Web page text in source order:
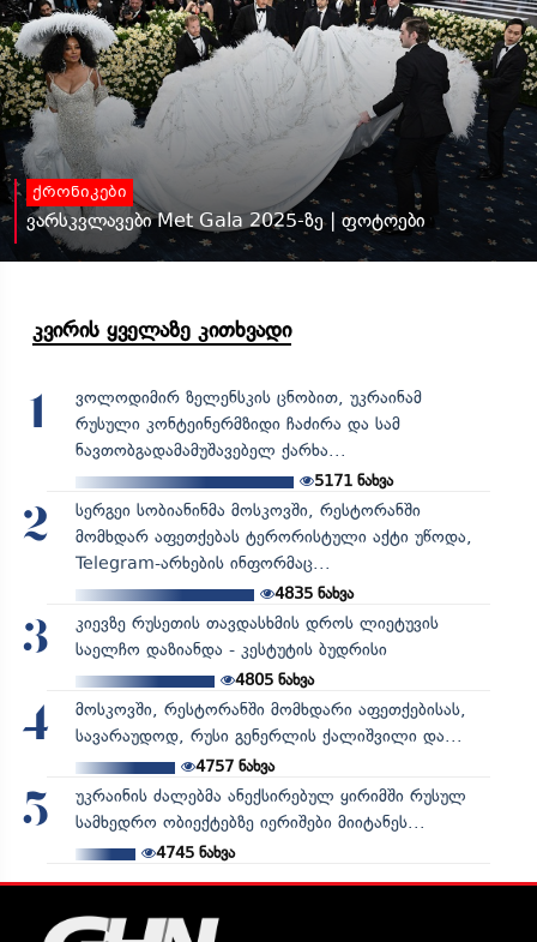
ქრონიკები
ვარსკვლავები Met Gala 2025-ზე | ფოტოები
კვირის ყველაზე კითხვადი
1
ვოლოდიმირ ზელენსკის ცნობით, უკრაინამ
რუსული კონტეინერმზიდი ჩაძირა და სამ
ნავთობგადამამუშავებელ ქარხა...
5171 ნახვა
2
სერგეი სობიანინმა მოსკოვში, რესტორანში
მომხდარ აფეთქებას ტერორისტული აქტი უწოდა,
Telegram-არხების ინფორმაც...
4835ნახვა
3
კიევზე რუსეთის თავდასხმის დროს ლიეტუვის
საელჩო დაზიანდა - კესტუტის ბუდრისი
4805ნახვა
4
მოსკოვში, რესტორანში მომხდარი აფეთქებისას,
სავარაუდოდ, რუსი გენერლის ქალიშვილი და...
4757ნახვა
5
უკრაინის ძალებმა ანექსირებულ ყირიმში რუსულ
სამხედრო ობიექტებზე იერიშები მიიტანეს...
4745ნახვა